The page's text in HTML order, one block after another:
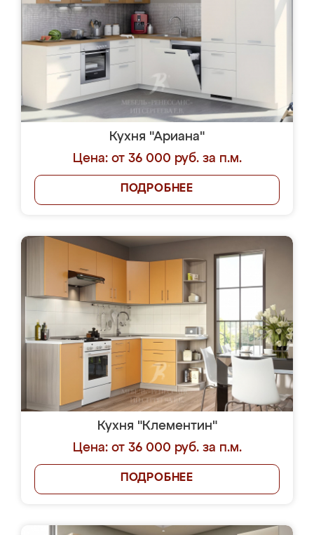
Кухня "Ариана"
Цена: от 36 000 руб. за п.м.
ПОДРОБНЕЕ
Кухня "Клементин"
Цена: от 36 000 руб. за п.м.
ПОДРОБНЕЕ